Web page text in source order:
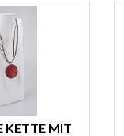
KETTE MIT